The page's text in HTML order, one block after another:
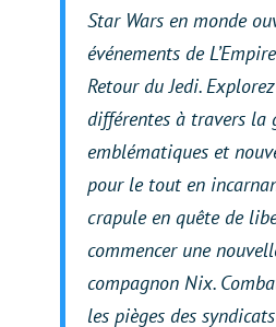
Star Wars en monde
événements de
Retour du Jedi.
différentes à travers la
emblématiques et
pour le tout en
crapule en quête de
commencer une
compagnon Nix.
les pièges des